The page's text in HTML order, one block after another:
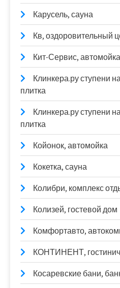
Карусель, сауна
Кв, оздоровительный
Кит-Сервис, автомойка
Клинкера.ру ступени
плитка
Клинкера.ру ступени
плитка
Койонок, автомойка
Кокетка, сауна
Колибри, комплекс
Колизей, гостевой дом
Комфортавто,
КОНТИНЕНТ,
Косаревские бани,